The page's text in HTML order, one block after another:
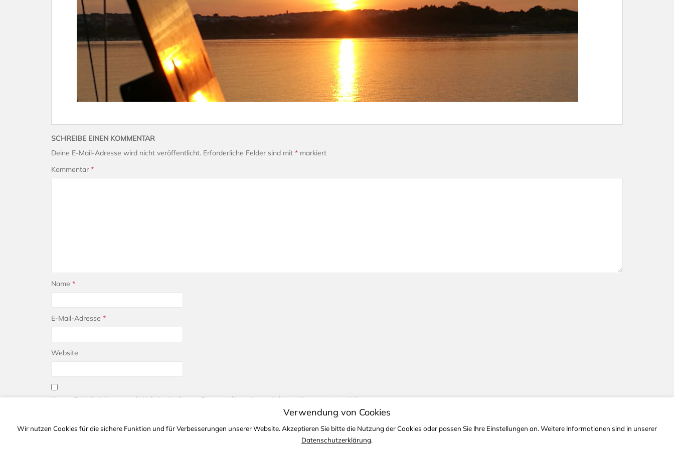
SCHREIBE EINEN KOMMENTAR
Deine E-Mail-Adresse wird nicht veröffentlicht. Erforderliche Felder sind mit * markiert
Kommentar *
Name *
E-Mail-Adresse *
Website
Name, E-Mail-Adresse und Website in diesem Browser für meinen nächsten Kommentar speichern.
Verwendung von Cookies
Wir nutzen Cookies für die sichere Funktion und für Verbesserungen unserer Website. Akzeptieren Sie bitte die Nutzung der Cookies oder passen Sie Ihre Einstellungen an. Weitere Informationen sind in unserer
Datenschutzerklärung.